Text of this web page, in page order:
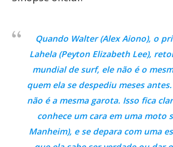
Quando Walter (Alex Aiono), o
Lahela (Peyton Elizabeth Lee),
mundial de surf, ele não é o
quem ela se despediu meses
não é a mesma garota. Isso fica
conhece um cara em uma moto
Manheim), e se depara com uma